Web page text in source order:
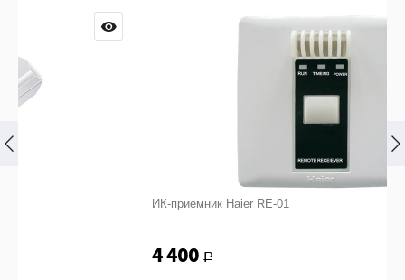
ИК-приемник Haier RE-01